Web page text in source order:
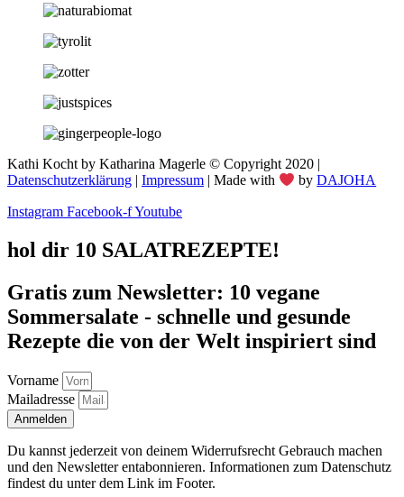
Kathi Kocht by Katharina Magerle © Copyright 2020 |
Datenschutzerklärung
Impressum | Made with byDAJOHA
Instagram Facebook-fYoutube
hol dir 10 SALATREZEPTE!
Gratis zum Newsletter: 10 vegane
Sommersalate - schnelle und gesunde
Rezepte die von der Welt inspiriert sind
Vorname
Mailadresse
Anmelden
Du kannst jederzeit von deinem Widerrufsrecht Gebrauch machen
und den Newsletter entabonnieren. Informationen zum Datenschutz
findest du unter dem Link im Footer.